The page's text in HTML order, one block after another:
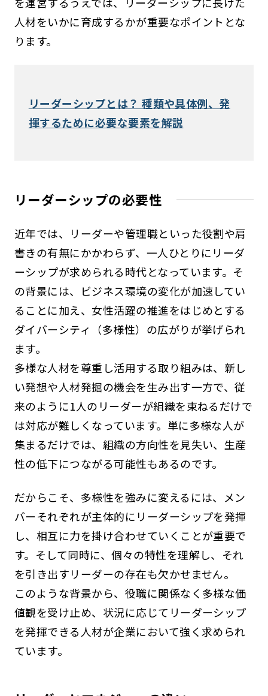
人材をいかに育成するかが重要なポイントとな
ります。
リーダーシップとは？ 種類や具体例、発
揮するために必要な要素を解説
リーダーシップの必要性
近年では、リーダーや管理職といった役割や肩
書きの有無にかかわらず、一人ひとりにリーダ
ーシップが求められる時代となっています。そ
の背景には、ビジネス環境の変化が加速してい
ることに加え、女性活躍の推進をはじめとする
ダイバーシティ（多様性）の広がりが挙げられ
ます。
多様な人材を尊重し活用する取り組みは、新し
い発想や人材発掘の機会を生み出す一方で、従
来のように1人のリーダーが組織を束ねるだけで
は対応が難しくなっています。単に多様な人が
集まるだけでは、組織の方向性を見失い、生産
性の低下につながる可能性もあるのです。
だからこそ、多様性を強みに変えるには、メン
バーそれぞれが主体的にリーダーシップを発揮
し、相互に力を掛け合わせていくことが重要で
す。そして同時に、個々の特性を理解し、それ
を引き出すリーダーの存在も欠かせません。
このような背景から、役職に関係なく多様な価
値観を受け止め、状況に応じてリーダーシップ
を発揮できる人材が企業において強く求められ
ています。